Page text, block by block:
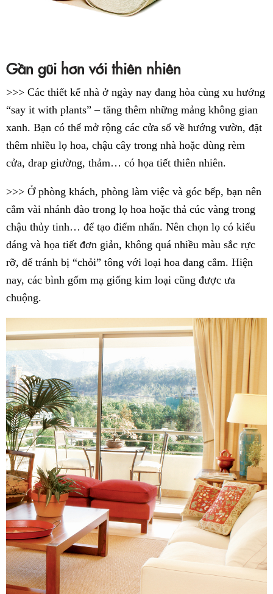
Gần gũi hơn với thiên nhiên
>>> Các thiết kế nhà ở ngày nay đang hòa cùng xu hướng
“say it with plants” – tăng thêm những mảng không gian
xanh. Bạn có thể mở rộng các cửa sổ về hướng vườn, đặt
thêm nhiều lọ hoa, chậu cây trong nhà hoặc dùng rèm
cửa, drap giường, thảm… có họa tiết thiên nhiên.
>>> Ở phòng khách, phòng làm việc và góc bếp, bạn nên
cắm vài nhánh đào trong lọ hoa hoặc thả cúc vàng trong
chậu thủy tinh… để tạo điểm nhấn. Nên chọn lọ có kiểu
dáng và họa tiết đơn giản, không quá nhiều màu sắc rực
rỡ, để tránh bị “chỏi” tông với loại hoa đang cắm. Hiện
nay, các bình gốm mạ giống kim loại cũng được ưa
chuộng.